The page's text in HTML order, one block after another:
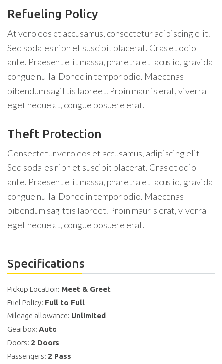
Refueling Policy
At vero eos et accusamus, consectetur adipiscing elit.
Sed sodales nibh et suscipit placerat. Cras et odio
ante. Praesent elit massa, pharetra et lacus id, gravida
congue nulla. Donec in tempor odio. Maecenas
bibendum sagittis laoreet. Proin mauris erat, viverra
eget neque at, congue posuere erat.
Theft Protection
Consectetur vero eos et accusamus, adipiscing elit.
Sed sodales nibh et suscipit placerat. Cras et odio
ante. Praesent elit massa, pharetra et lacus id, gravida
congue nulla. Donec in tempor odio. Maecenas
bibendum sagittis laoreet. Proin mauris erat, viverra
eget neque at, congue posuere erat.
Specifications
Pickup Location: Meet & Greet
Fuel Policy: Full to Full
Mileage allowance: Unlimited
Gearbox: Auto
Doors: 2 Doors
Passengers: 2 Pass